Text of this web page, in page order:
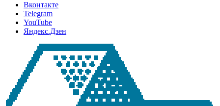
Вконтакте
Telegram
YouTube
Яндекс.Дзен